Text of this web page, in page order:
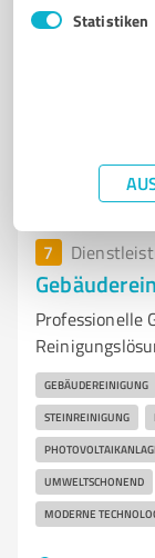
Statistiken
7
Professionelle
GEBÄUDEREINIGUNG
STEINREINIGUNG
UMWELTSCHONEND
MODERNE